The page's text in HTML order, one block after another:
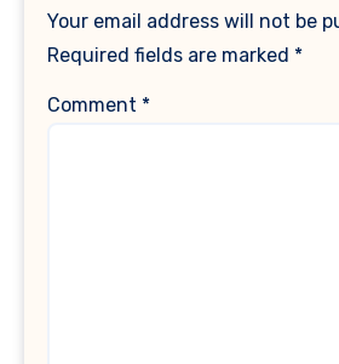
Your email address will not be
Required fields are marked *
Comment *